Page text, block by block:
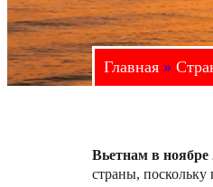
Главная »
Вьетнам в ноябре
страны, поскольку